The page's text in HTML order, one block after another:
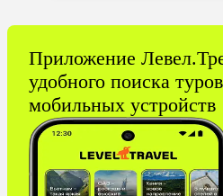
Приложение
удобного поиска
мобильных устройств